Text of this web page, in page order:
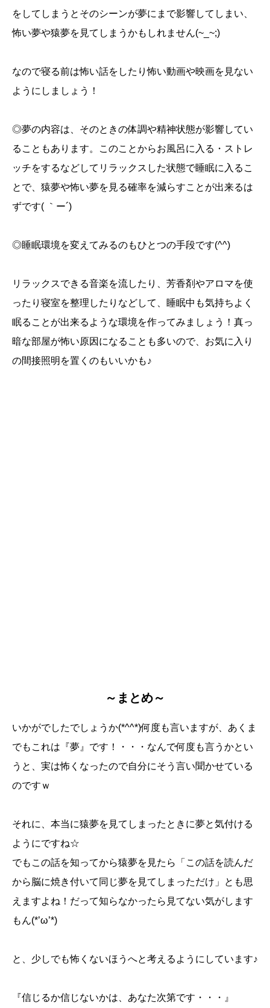
をしてしまうとそのシーンが夢にまで影響してしまい、
怖い夢や猿夢を見てしまうかもしれません(~_~;)
なので寝る前は怖い話をしたり怖い動画や映画を見ない
ようにしましょう！
◎夢の内容は、そのときの体調や精神状態が影響してい
ることもあります。このことからお風呂に入る・ストレ
ッチをするなどしてリラックスした状態で睡眠に入るこ
とで、猿夢や怖い夢を見る確率を減らすことが出来るは
ずです( ｀ー´)
◎睡眠環境を変えてみるのもひとつの手段です(^^)
リラックスできる音楽を流したり、芳香剤やアロマを使
ったり寝室を整理したりなどして、睡眠中も気持ちよく
眠ることが出来るような環境を作ってみましょう！真っ
暗な部屋が怖い原因になることも多いので、お気に入り
の間接照明を置くのもいいかも♪
～まとめ～
いかがでしたでしょうか(*^^*)何度も言いますが、あくま
でもこれは『夢』です！・・・なんで何度も言うかとい
うと、実は怖くなったので自分にそう言い聞かせている
のですｗ
それに、本当に猿夢を見てしまったときに夢と気付ける
ようにですね☆
でもこの話を知ってから猿夢を見たら「この話を読んだ
から脳に焼き付いて同じ夢を見てしまっただけ」とも思
えますよね！だって知らなかったら見てない気がします
もん(*’ω’*)
と、少しでも怖くないほうへと考えるようにしています♪
『信じるか信じないかは、あなた次第です・・・』
誕生日ランキング 金運神社 金運財布 姓名判断